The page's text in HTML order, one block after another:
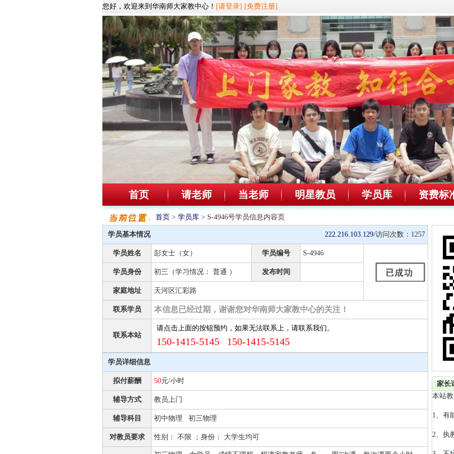
您好，欢迎来到华南师大家教中心！ [请登录] [免费注册]
首页 请老师 当老师 明星教员 学员库 资费标
首页 > 学员库 > S-4946号学员信息内容页
学员基本情况 222.216.103.129/访问次数： 1257
学员姓名 彭女士（女） 学员编号 S-4946
学员身份 初三（学习情况： 普通 ） 发布时间
家庭地址 天河区汇彩路
联系学员 本信息已经过期，谢谢您对华南师大家教中心的关注！
联系本站
请点击上面的按钮预约，如果无法联系上，请联系我们。
150-1415-5145 150-1415-5145
学员详细信息
拟付薪酬 50元/小时
辅导方式 教员上门
辅导科目 初中物理 初三物理
对教员要求 性别： 不限 ；身份： 大学生均可
家长
本站
1、有
2、执